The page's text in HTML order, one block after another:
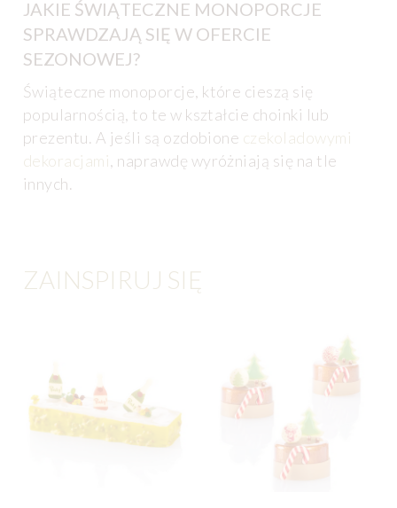
JAKIE ŚWIĄTECZNE MONOPORCJE
SPRAWDZAJĄ SIĘ W OFERCIE
SEZONOWEJ?
Świąteczne monoporcje, które cieszą się
popularnością, to te w kształcie choinki lub
prezentu. A jeśli są ozdobione czekoladowymi
dekoracjami, naprawdę wyróżniają się na tle
innych.
ZAINSPIRUJ SIĘ